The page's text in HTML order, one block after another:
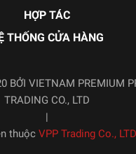
HỢP TÁC
THỐNG CỬA HÀNG
BỞI VIETNAM PREMIUM
TRADING CO., LTD
|
thuộc VPP Trading Co., LTD